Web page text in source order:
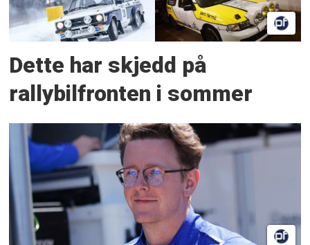
Dette har skjedd på
rallybilfronten i sommer